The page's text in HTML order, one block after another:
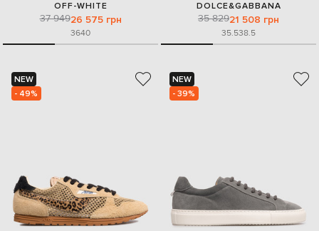
OFF-WHITE
37 94926 575 грн
3640
DOLCE&GABBANA
35 82921 508 грн
35.538.5
NEW
- 49%
NEW
- 39%